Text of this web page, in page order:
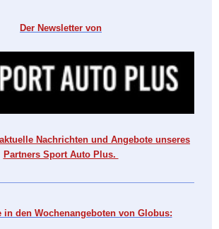
Der Newsletter von
Nachrichten und Angebote unseres
Partners Sport Auto Plus.
in den Wochenangeboten von Globus: